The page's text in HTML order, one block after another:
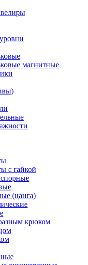
магнитные
с гайкой
(цанга)
крюком